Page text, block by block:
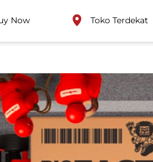
Now Toko Terdekat